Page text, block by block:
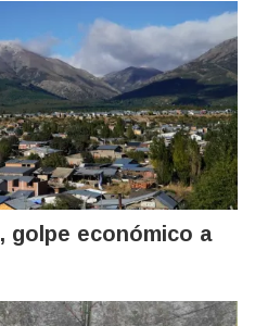
golpe económico a